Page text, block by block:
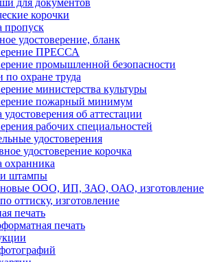
для документов
корочки
пропуск
удостоверение, бланк
ПРЕССА
промышленной безопасности
по охране труда
министерства культуры
пожарный минимум
удостоверения об аттестации
рабочих специальностей
удостоверения
удостоверение корочка
охранника
штампы
новые ООО, ИП, ЗАО, ОАО, изготовление
оттиску, изготовление
печать
печать